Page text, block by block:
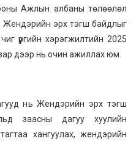
Ажлын албаны төлөөлөл
Жендэрийн эрх тэгш байдлыг
үүргийн хэрэгжилтийн 2025
дээр нь очин ажиллах юм.
нь Жендэрийн эрх тэгш
заасны дагуу хуулийн
хангуулах, жендэрийн